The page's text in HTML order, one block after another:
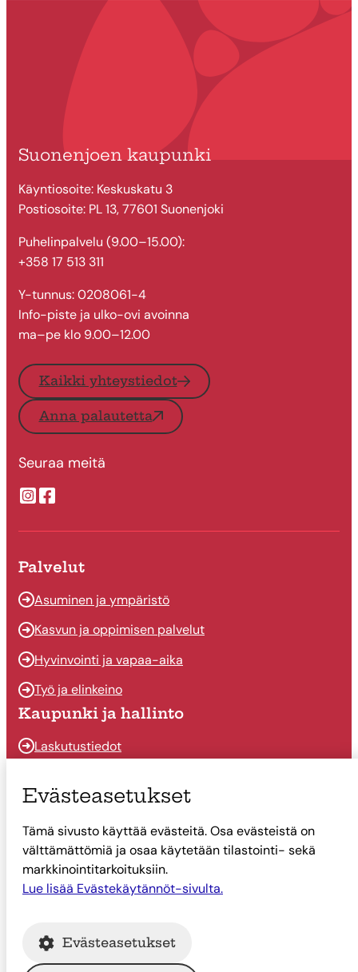
Suonenjoen kaupunki
Käyntiosoite: Keskuskatu 3
Postiosoite: PL 13, 77601 Suonenjoki
Puhelinpalvelu (9.00–15.00):
+358 17 513 311
Y-tunnus: 0208061-4
Info-piste ja ulko-ovi avoinna
ma–pe klo 9.00–12.00
Kaikki yhteystiedot
Anna palautetta
Seuraa meitä
Suonenjoen kaupungin Instragram
Suonenjoen kaupungin Facebook
Palvelut
Asuminen ja ympäristö
Kasvun ja oppimisen palvelut
Hyvinvointi ja vapaa-aika
Työ ja elinkeino
Kaupunki ja hallinto
Laskutustiedot
Päätöksenteko
Talous
Yhteystiedot
Tietoa Suonenjoesta
Tietoa Suonenjoesta
Evästeasetukset
Tämä sivusto käyttää evästeitä. Osa evästeistä on
välttämättömiä ja osaa käytetään tilastointi- sekä
markkinointitarkoituksiin.
Lue lisää Evästekäytännöt-sivulta.
Evästeasetukset